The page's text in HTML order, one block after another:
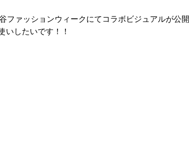
ァッションウィークにてコラボビジュアルが公
いしたいです！！